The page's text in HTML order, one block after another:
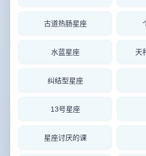
古道热肠星座
水蓝星座 天
纠结型星座
13号星座
星座讨厌的课